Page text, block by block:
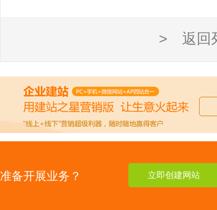
> 返回
准备开展业务？ 立即创建网站